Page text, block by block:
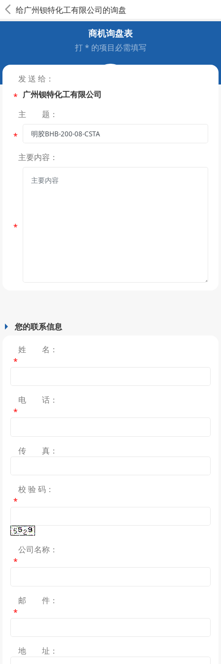
商机询盘表
给广州钡特化工有限公司的询盘
打 * 的项目必需填写
发 送 给：
* 广州钡特化工有限公司
主 题：
*
主要内容：
*
您的联系信息
姓 名：
*
电 话：
*
传 真：
校 验 码：
*
公司名称：
*
邮 件：
*
地 址：